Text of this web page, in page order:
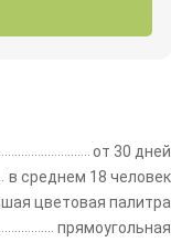
от 30 дней
в среднем 18 человек
цветовая палитра
прямоугольная